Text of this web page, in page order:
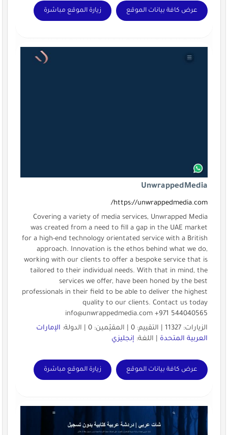
عرض كافة بيانات الموقع زيارة الموقع مباشرة
UnwrappedMedia
https://unwrappedmedia.com/
Covering a variety of media services, Unwrapped Media
was created from a need to fill a gap in the UAE market
for a high-end technology orientated service with a British
approach. Innovation is the ethos behind what we do,
working with our clients to offer a bespoke service that is
tailored to their individual needs. With that in mind, the
services we offer, have been honed by the best
professionals in their field to be able to deliver the highest
quality to our clients. Contact us today
info@unwrappedmedia.com+971 544040565
الزيارات: 11327 | التقييم: 0 | المقيّمين: 0 | الدولة:
الإمارات
العربية المتحدة| اللغة: إنجليزي
عرض كافة بيانات الموقع زيارة الموقع مباشرة